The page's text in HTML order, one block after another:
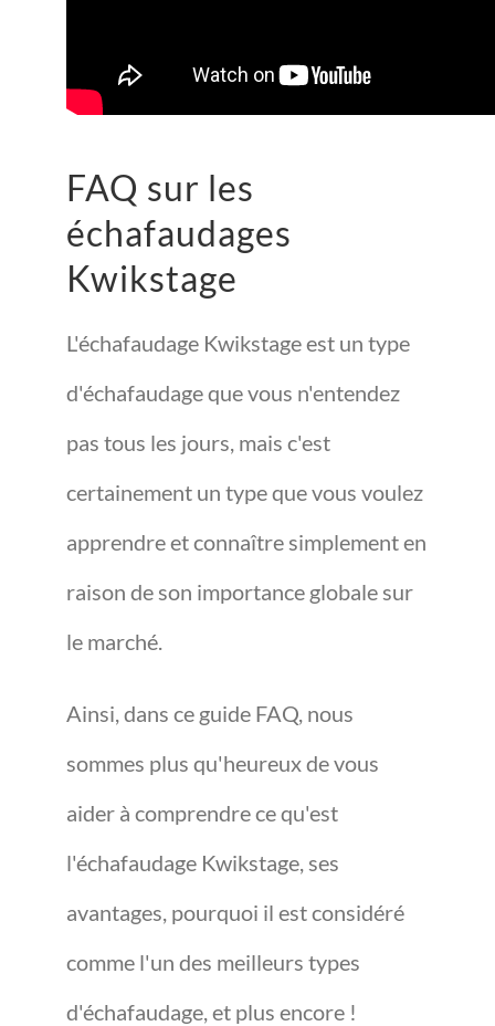
FAQ sur les
échafaudages
Kwikstage
L'échafaudage Kwikstage est un type
d'échafaudage que vous n'entendez
pas tous les jours, mais c'est
certainement un type que vous voulez
apprendre et connaître simplement en
raison de son importance globale sur
le marché.
Ainsi, dans ce guide FAQ, nous
sommes plus qu'heureux de vous
aider à comprendre ce qu'est
l'échafaudage Kwikstage, ses
avantages, pourquoi il est considéré
comme l'un des meilleurs types
d'échafaudage, et plus encore !